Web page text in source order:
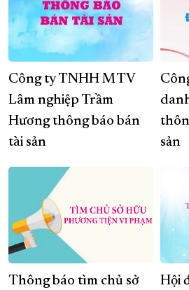
Công ty TNHH MTV
Lâm nghiệp Trầm
Hương thông báo bán
tài sản
sản
Thông báo tìm chủ sở
Hội